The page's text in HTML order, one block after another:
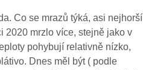
Co se mrazů týká, asi nejhorší
2020 mrzlo více, stejně jako v
pohybují relativně nízko,
Dnes měl být ( podle